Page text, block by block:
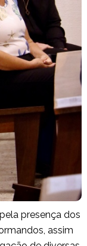
presença dos
assim